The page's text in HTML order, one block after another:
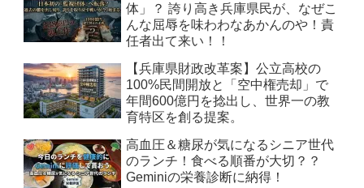
体」？ 誇り高き兵庫県民が、なぜこ
んな屈辱を味わわなあかんのや！責
任者出て来い！！
【兵庫県財政改革案】公立高校の
100%民間開放と「空中権売却」で
年間600億円を捻出し、世界一の教
育特区を創る提案。
高血圧＆糖尿が気になるシニア世代
のランチ！食べる順番が大切？？
Geminiの栄養診断に納得！